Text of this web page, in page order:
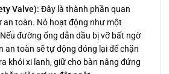
Valve): Đây là thành phần quan
an toàn. Nó hoạt động như một
đường ống dẫn dầu bị vỡ bất ngờ
an toàn sẽ tự động đóng lại để chặn
khỏi xi lanh, giữ cho bàn nâng đứng